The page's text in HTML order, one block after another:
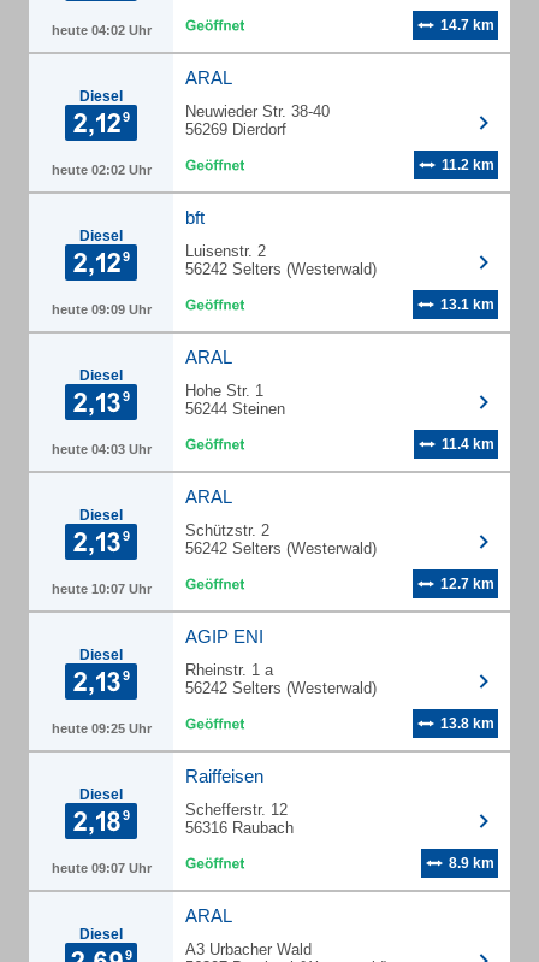
heute 04:02 Uhr 14.7 km
Diesel
heute 02:02 Uhr
ARAL
Neuwieder Str. 38-40
56269 Dierdorf
11.2 km
Diesel
heute 09:09 Uhr
bft
Luisenstr. 2
56242 Selters (Westerwald)
13.1 km
Diesel
heute 04:03 Uhr
ARAL
Hohe Str. 1
56244 Steinen
11.4 km
Diesel
heute 10:07 Uhr
ARAL
Schützstr. 2
56242 Selters (Westerwald)
12.7 km
Diesel
heute 09:25 Uhr
AGIP ENI
Rheinstr. 1 a
56242 Selters (Westerwald)
13.8 km
Diesel
heute 09:07 Uhr
Raiffeisen
Schefferstr. 12
56316 Raubach
8.9 km
Diesel
ARAL
A3 Urbacher Wald